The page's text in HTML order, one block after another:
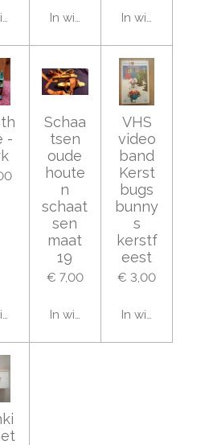
In winkelwagen
In
-
Schaa
tsen
oude
houte
n
schaat
sen
maat
19
€ 7,00
In winkelwagen
VHS
video
band
Kerst
bugs
bunny
s
kerstf
eest
€ 3,00
In